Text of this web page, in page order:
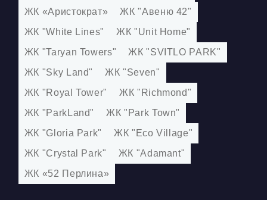
ЖК «Аристократ»
ЖК "Авеню 42"
ЖК "White Lines"
ЖК "Unit Home"
ЖК "Taryan Towers"
ЖК "SVITLO PARK"
ЖК "Sky Land"
ЖК "Seven"
ЖК "Royal Tower"
ЖК "Richmond"
ЖК "ParkLand"
ЖК "Park Town"
ЖК "Gloria Park"
ЖК "Eco Village"
ЖК "Crystal Park"
ЖК "Adamant"
ЖК «52 Перлина»